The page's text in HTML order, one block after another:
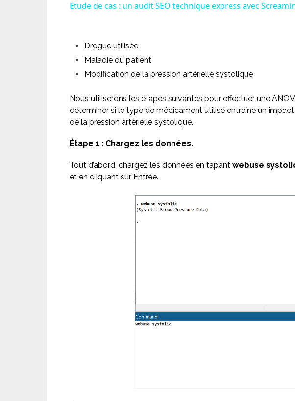
Etude de cas : un audit SEO technique express avec
Drogue utilisée
Maladie du patient
Modification de la pression artérielle systolique
Nous utiliserons les étapes suivantes pour effectuer une
déterminer si le type de médicament utilisé entraîne un
de la pression artérielle systolique.
Étape 1 : Chargez les données.
Tout d’abord, chargez les données en tapant webuse
et en cliquant sur Entrée.